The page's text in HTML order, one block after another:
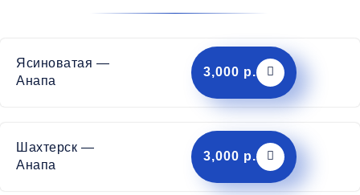
Ясиноватая —
Анапа
3,000 р.
Шахтерск —
Анапа
3,000 р.